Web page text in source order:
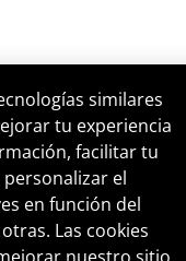
similares
tu experiencia
facilitar tu
el
en función del
Las cookies